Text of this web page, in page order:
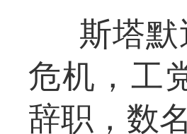
斯塔
危机，工
辞职，数